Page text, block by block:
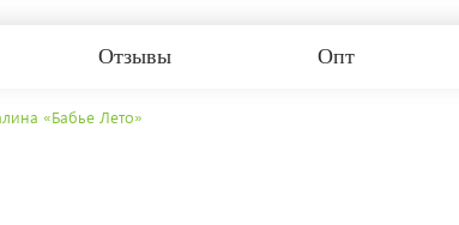
Отзывы Опт
«Бабье Лето»